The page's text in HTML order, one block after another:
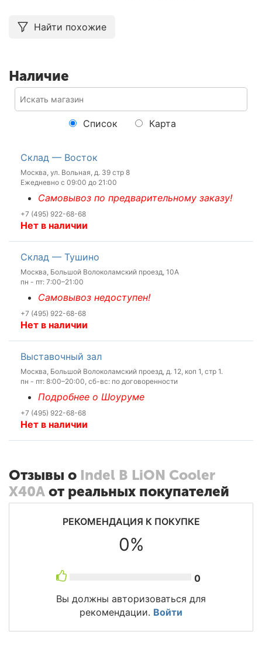
Найти похожие
Наличие
Список Карта
Склад — Восток
Москва, ул. Вольная, д. 39 стр 8
Ежедневно с 09:00 до 21:00
Самовывоз по предварительному заказу!
+7 (495) 922-68-68
Нет в наличии
Склад — Тушино
Москва, Большой Волоколамский проезд, 10А
пн - пт: 7:00–21:00
Самовывоз недоступен!
+7 (495) 922-68-68
Нет в наличии
Выставочный зал
Москва, Большой Волоколамский проезд, д. 12, коп 1, стр 1.
пн - пт: 8:00–20:00, сб-вс: по договоренности
Подробнее о Шоуруме
+7 (495) 922-68-68
Нет в наличии
Отзывы о Indel B LiON Cooler
X40A от реальных покупателей
РЕКОМЕНДАЦИЯ К ПОКУПКЕ
0%
0
Вы должны авторизоваться для
рекомендации. Войти